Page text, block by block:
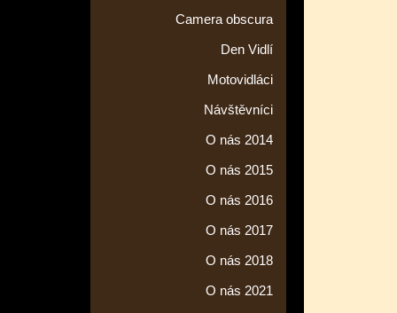
Camera obscura
Den Vidlí
Motovidláci
Návštěvníci
O nás 2014
O nás 2015
O nás 2016
O nás 2017
O nás 2018
O nás 2021